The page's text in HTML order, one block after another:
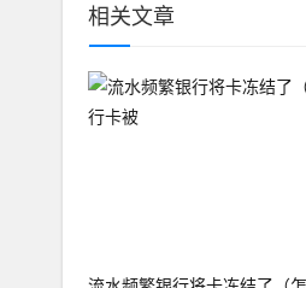
相关文章